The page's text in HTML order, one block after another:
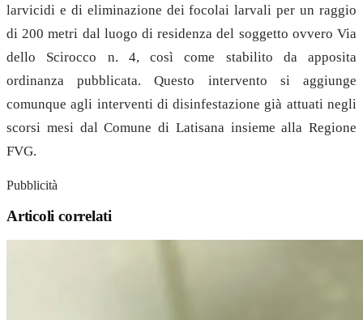
larvicidi e di eliminazione dei focolai larvali per un raggio
di 200 metri dal luogo di residenza del soggetto ovvero Via
dello Scirocco n. 4, così come stabilito da apposita
ordinanza pubblicata. Questo intervento si aggiunge
comunque agli interventi di disinfestazione già attuati negli
scorsi mesi dal Comune di Latisana insieme alla Regione
FVG.
Pubblicità
Articoli correlati